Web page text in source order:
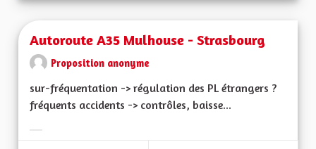
Autoroute A35 Mulhouse - Strasbourg
Proposition anonyme
sur-fréquentation -> régulation des PL étrangers ?
fréquents accidents -> contrôles, baisse...